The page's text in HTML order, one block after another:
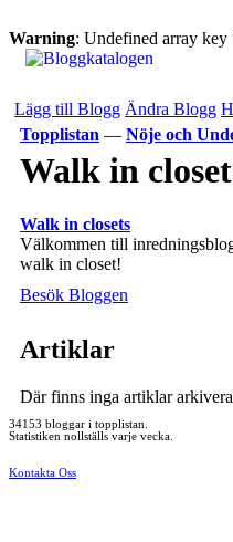
Warning: Undefined array key
Lägg till Blogg Ändra Blogg
Topplistan — Nöje och
Walk in
Walk in closets
Välkommen till
walk in closet!
Besök Bloggen
Artiklar
Där finns inga artiklar
34153 bloggar i topplistan.
Statistiken nollställs varje vecka.
Kontakta Oss